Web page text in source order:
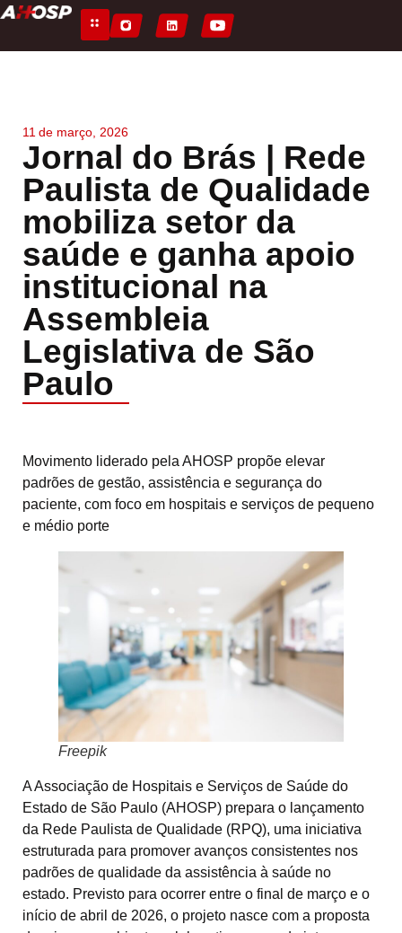
11 de março, 2026
Jornal do Brás | Rede
Paulista de Qualidade
mobiliza setor da
saúde e ganha apoio
institucional na
Assembleia
Legislativa de São
Paulo
Movimento liderado pela AHOSP propõe elevar
padrões de gestão, assistência e segurança do
paciente, com foco em hospitais e serviços de pequeno
e médio porte
Freepik
A Associação de Hospitais e Serviços de Saúde do
Estado de São Paulo (AHOSP) prepara o lançamento
da Rede Paulista de Qualidade (RPQ), uma iniciativa
estruturada para promover avanços consistentes nos
padrões de qualidade da assistência à saúde no
estado. Previsto para ocorrer entre o final de março e o
início de abril de 2026, o projeto nasce com a proposta